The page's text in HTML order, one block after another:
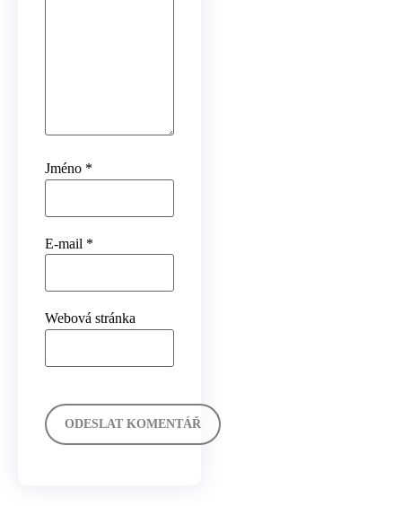
Jméno *
E-mail *
Webová stránka